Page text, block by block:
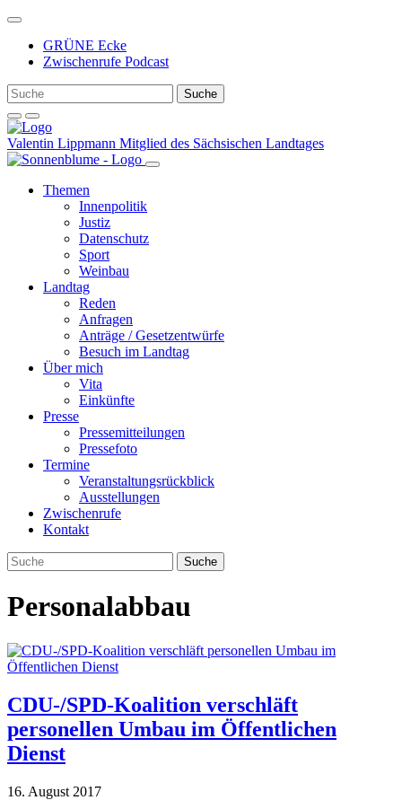
Weiter
Inhalt
GRÜNE Ecke
Zwischenrufe Podcast
Valentin Lippmann Mitglied des Sächsischen Landtages
Themen
Innenpolitik
Justiz
Datenschutz
Sport
Weinbau
Landtag
Reden
Anfragen
Anträge / Gesetzentwürfe
Besuch im Landtag
Über mich
Vita
Einkünfte
Presse
Pressemitteilungen
Pressefoto
Termine
Veranstaltungsrückblick
Ausstellungen
Zwischenrufe
Kontakt
Personalabbau
CDU-/SPD-Koalition verschläft
personellen Umbau im Öffentlichen
Dienst
16. August 2017